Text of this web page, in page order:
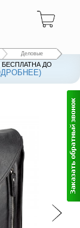
Деловые
ДО